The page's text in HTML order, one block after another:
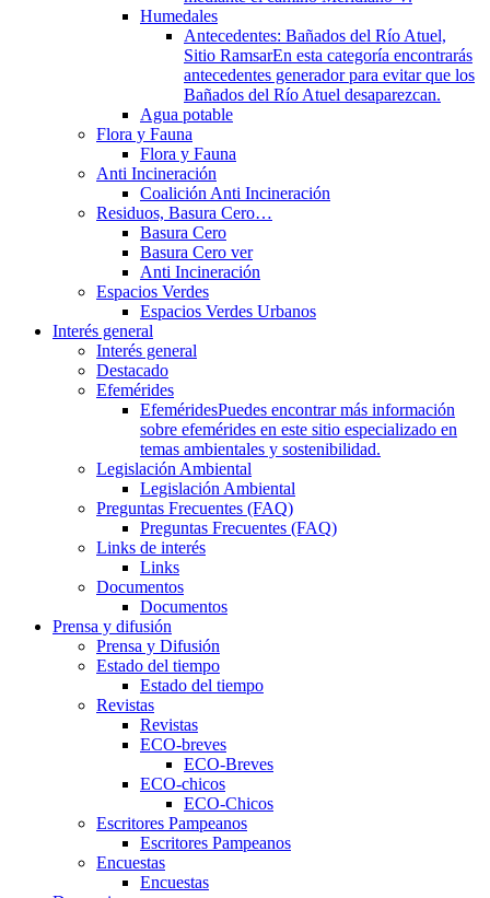
Humedales
Antecedentes: Bañados del Río Atuel,
Sitio RamsarEn esta categoría encontrarás
antecedentes generador para evitar que los
Bañados del Río Atuel desaparezcan.
Agua potable
Flora y Fauna
Flora y Fauna
Anti Incineración
Coalición Anti Incineración
Residuos, Basura Cero…
Basura Cero
Basura Cero ver
Anti Incineración
Espacios Verdes
Espacios Verdes Urbanos
Interés general
Interés general
Destacado
Efemérides
EfeméridesPuedes encontrar más información
sobre efemérides en este sitio especializado en
temas ambientales y sostenibilidad.
Legislación Ambiental
Legislación Ambiental
Preguntas Frecuentes (FAQ)
Preguntas Frecuentes (FAQ)
Links de interés
Links
Documentos
Documentos
Prensa y difusión
Prensa y Difusión
Estado del tiempo
Estado del tiempo
Revistas
Revistas
ECO-breves
ECO-Breves
ECO-chicos
ECO-Chicos
Escritores Pampeanos
Escritores Pampeanos
Encuestas
Encuestas